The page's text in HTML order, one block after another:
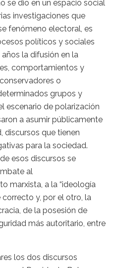
se dio en un espacio social
investigaciones que
fenómeno electoral, es
políticos y sociales
la difusión en la
comportamientos y
o
grupos y
escenario de polarización
a asumir públicamente
discursos que tienen
para la sociedad.
esos discursos se
al
marxista, a la “ideología
correcto y, por el otro, la
de la posesión de
más autoritario, entre
los dos discursos